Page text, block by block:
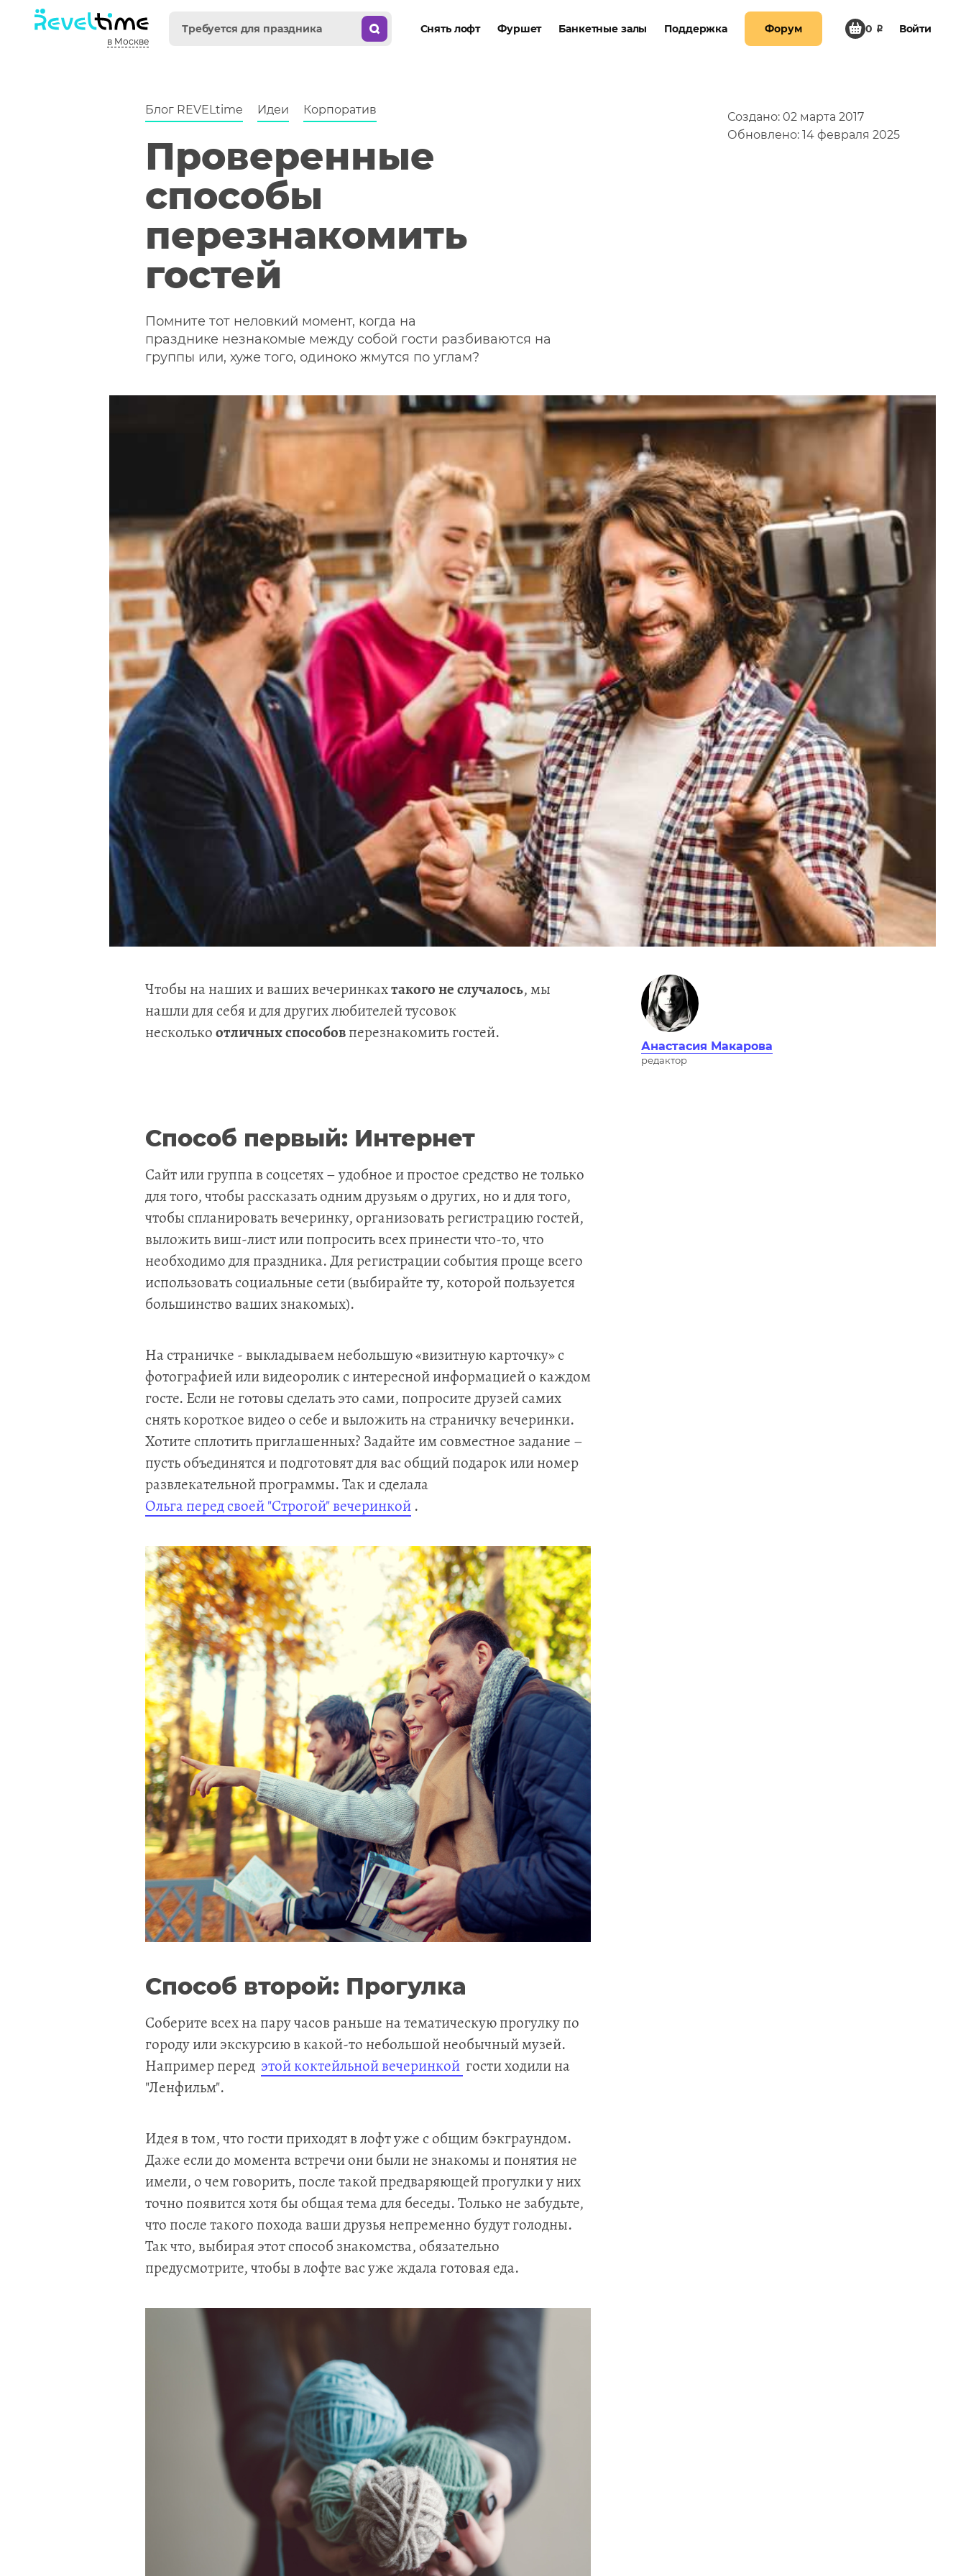
Блог REVELtime Идеи Корпоратив
Создано: 02 марта 2017
Обновлено: 14 февраля 2025
Проверенные
способы
перезнакомить
гостей
Помните тот неловкий момент, когда на
празднике незнакомые между собой гости разбиваются на
группы или, хуже того, одиноко жмутся по углам?
Анастасия Макарова
редактор
Чтобы на наших и ваших вечеринкахтакого не случалось, мы
нашли для себя и для других любителей тусовок
несколькоотличных способовперезнакомить гостей.
Способ первый: Интернет
Сайт или группа в соцсетях – удобное и простое средство не только
для того, чтобы рассказать одним друзьям о других, но и для того,
чтобы спланировать вечеринку, организовать регистрацию гостей,
выложить виш-лист или попросить всех принести что-то, что
необходимо для праздника. Для регистрации события проще всего
использовать социальные сети (выбирайте ту, которой пользуется
большинство ваших знакомых).
На страничке - выкладываем небольшую «визитную карточку» с
фотографией или видеоролик с интересной информацией о каждом
госте. Если не готовы сделать это сами, попросите друзей самих
снять короткое видео о себе и выложить на страничку вечеринки.
Хотите сплотить приглашенных? Задайте им совместное задание –
пусть объединятся и подготовят для вас общий подарок или номер
развлекательной программы. Так и сделала
Ольга перед своей "Строгой" вечеринкой .
Способ второй: Прогулка
Соберите всех на пару часов раньше на тематическую прогулку по
городу или экскурсию в какой-то небольшой необычный музей.
Например перед этой коктейльной вечеринкой гости ходили на
"Ленфильм".
Идея в том, что гости приходят в лофт уже с общим бэкграундом.
Даже если до момента встречи они были не знакомы и понятия не
имели, о чем говорить, после такой предваряющей прогулки у них
точно появится хотя бы общая тема для беседы. Только не забудьте,
что после такого похода ваши друзья непременно будут голодны.
Так что, выбирая этот способ знакомства, обязательно
предусмотрите, чтобы в лофте вас уже ждала готовая еда.